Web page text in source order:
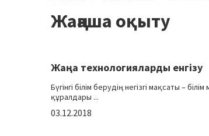
Жаңаша оқыту
Жаңа технологияларды енгізу
Бүгінгі білім берудің негізгі мақсаты –
құралдары ...
03.12.2018